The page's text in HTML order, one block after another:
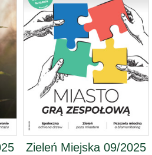
Zieleń Miejska 09/2025